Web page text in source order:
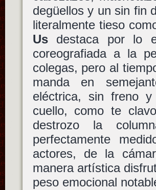
degüellos y un sin fin
literalmente tieso
Usdestaca por lo
coreografiada a la
colegas, pero al
manda en
eléctrica, sin freno
cuello, como te
destrozo la
perfectamente
actores, de la
manera artística
peso emocional